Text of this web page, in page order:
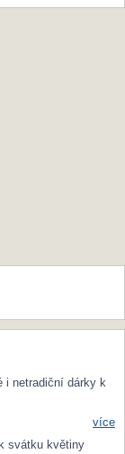
i netradiční dárky k
více
svátku květiny